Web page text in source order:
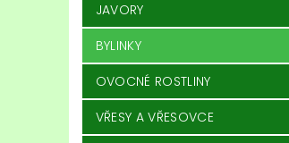
JAVORY
BYLINKY
OVOCNÉ ROSTLINY
VŘESY A VŘESOVCE